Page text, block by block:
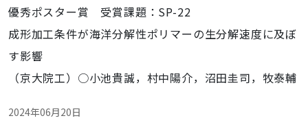
優秀ポスター賞 受賞課題： SP-22
成形加工条件が海洋分解性ポリマーの生分解速度に及ぼ
す影響
（京大院工）○小池貴誠，村中陽介， 沼田圭司， 牧泰輔
2024年06月20日